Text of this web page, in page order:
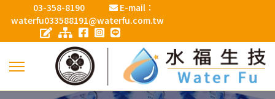
03-358-8190
E-mail：
waterfu033588191@waterfu.com.tw